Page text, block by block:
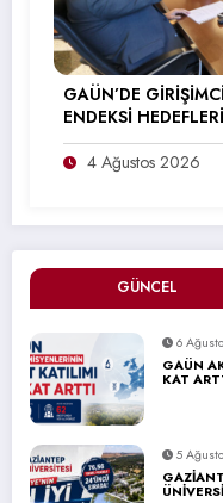
GÜNCEL
6
GAÜN
KAT
5
GAÜN’DE
ENDEKSİ
4 Ağustos 2026